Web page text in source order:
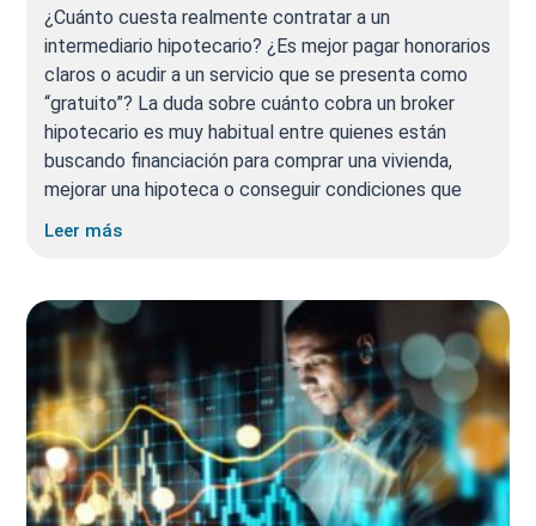
¿Cuánto cuesta realmente contratar a un
intermediario hipotecario? ¿Es mejor pagar honorarios
claros o acudir a un servicio que se presenta como
“gratuito”? La duda sobre cuánto cobra un broker
hipotecario es muy habitual entre quienes están
buscando financiación para comprar una vivienda,
mejorar una hipoteca o conseguir condiciones que
Leer más